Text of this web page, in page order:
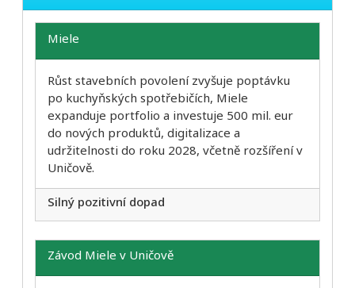
Miele
Růst stavebních povolení zvyšuje poptávku
po kuchyňských spotřebičích, Miele
expanduje portfolio a investuje 500 mil. eur
do nových produktů, digitalizace a
udržitelnosti do roku 2028, včetně rozšíření v
Uničově.
Silný pozitivní dopad
Závod Miele v Uničově